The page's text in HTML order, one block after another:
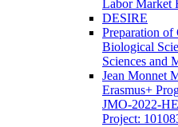
Labor Market
DESIRE
Preparation
Biological
Sciences and
Jean Monnet
Erasmus+
JMO-2022-
Project: